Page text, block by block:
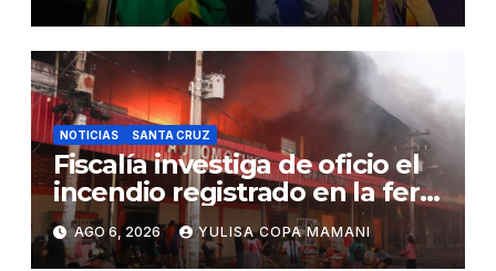
NOTICIAS SANTA CRUZ
Fiscalía investiga de oficio el
incendio registrado en la feria
Barrio Lindo
AGO 6, 2026 YULISA COPA MAMANI